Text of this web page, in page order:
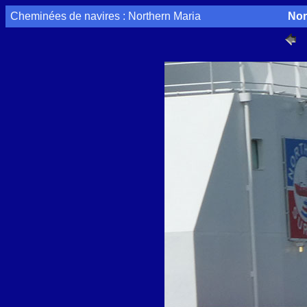
Cheminées de navires : Northern Maria